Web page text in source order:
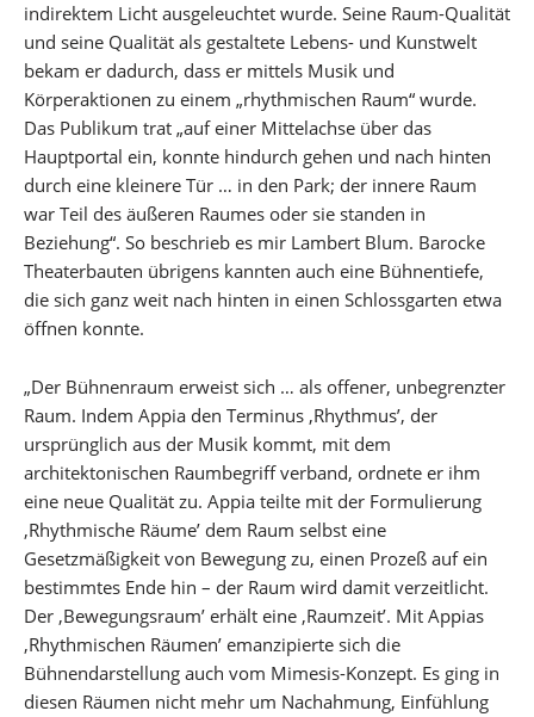
indirektem Licht ausgeleuchtet wurde. Seine Raum-Qualität
und seine Qualität als gestaltete Lebens- und Kunstwelt
bekam er dadurch, dass er mittels Musik und
Körperaktionen zu einem „rhythmischen Raum“ wurde.
Das Publikum trat „auf einer Mittelachse über das
Hauptportal ein, konnte hindurch gehen und nach hinten
durch eine kleinere Tür … in den Park; der innere Raum
war Teil des äußeren Raumes oder sie standen in
Beziehung“. So beschrieb es mir Lambert Blum. Barocke
Theaterbauten übrigens kannten auch eine Bühnentiefe,
die sich ganz weit nach hinten in einen Schlossgarten etwa
öffnen konnte.
„Der Bühnenraum erweist sich … als offener, unbegrenzter
Raum. Indem Appia den Terminus ‚Rhythmus’, der
ursprünglich aus der Musik kommt, mit dem
architektonischen Raumbegriff verband, ordnete er ihm
eine neue Qualität zu. Appia teilte mit der Formulierung
‚Rhythmische Räume’ dem Raum selbst eine
Gesetzmäßigkeit von Bewegung zu, einen Prozeß auf ein
bestimmtes Ende hin – der Raum wird damit verzeitlicht.
Der ‚Bewegungsraum’ erhält eine ‚Raumzeit’. Mit Appias
‚Rhythmischen Räumen’ emanzipierte sich die
Bühnendarstellung auch vom Mimesis-Konzept. Es ging in
diesen Räumen nicht mehr um Nachahmung, Einfühlung